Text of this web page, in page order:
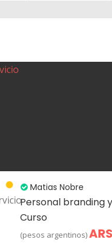
Matias Nobre
Personal branding
Curso
(pesos argentinos)